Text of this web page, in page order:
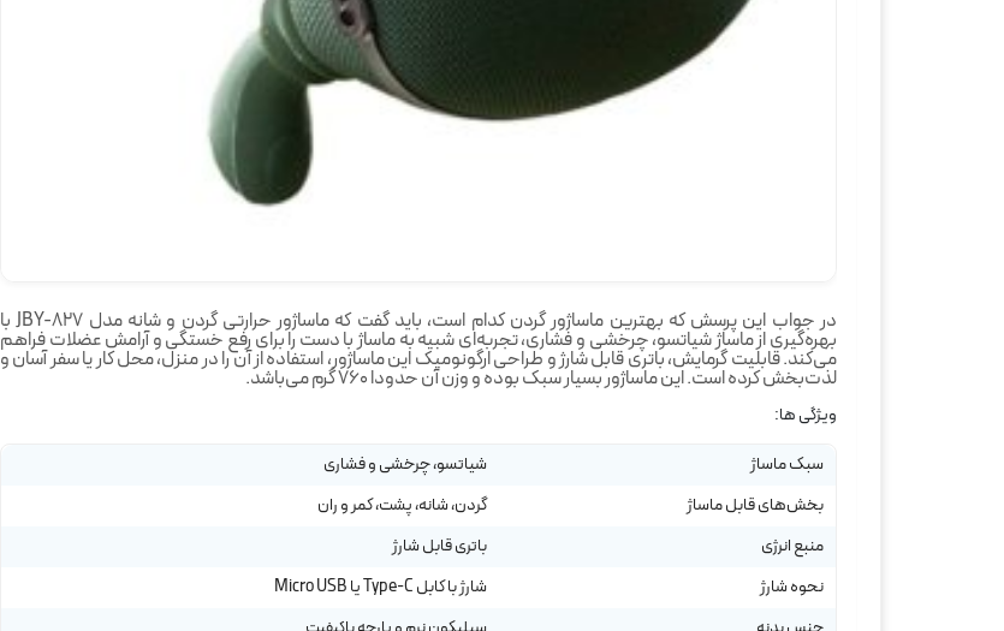
در جواب این پرسش که بهترین ماساژور گردن کدام است، باید گفت که ماساژور حرارتی گردن و شانه مدل JBY-827 با
بهره‌گیری از ماساژ شیاتسو، چرخشی و فشاری، تجربه‌ای شبیه به ماساژ با دست را برای رفع خستگی و آرامش عضلات فراهم
می‌کند. قابلیت گرمایش، باتری قابل شارژ و طراحی ارگونومیک این ماساژور، استفاده از آن را در منزل، محل کار یا سفر آسان و
لذت‌بخش کرده است. این ماساژور بسیار سبک بوده و وزن آن حدودا 760 گرم می‌باشد.
ویژگی ها:
سبک ماساژ
شیاتسو، چرخشی و فشاری
بخش‌های قابل ماساژ
گردن، شانه، پشت، کمر و ران
منبع انرژی
باتری قابل شارژ
نحوه شارژ
شارژ با کابل Type-C یا Micro USB